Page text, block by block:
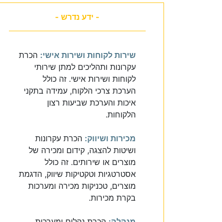
- ידע נדרש -
שירות לקוחות ושירות אישי: הכרת
עקרונות ותהליכים למתן שירותי
לקוחות ושירות אישי. זה כולל
הערכת צרכי הלקוח, עמידה בתקני
איכות והערכת שביעות רצון
הלקוחות.
מכירות ושיווק: הכרת עקרונות
ושיטות להצגה, קידום ומכירה של
מוצרים או שירותים. זה כולל
אסטרטגיות וטקטיקות שיווק, הדגמת
מוצרים, טכניקות מכירה ומערכות
בקרת מכירות.